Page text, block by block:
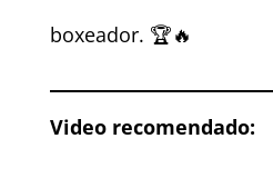
boxeador. 🏆🔥
Video recomendado: